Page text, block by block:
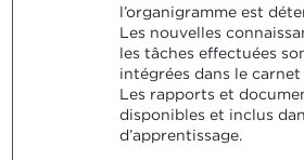
l’organigramme est
Les nouvelles
les tâches effectuées
intégrées dans le carnet
Les rapports et
disponibles et inclus
d’apprentissage.